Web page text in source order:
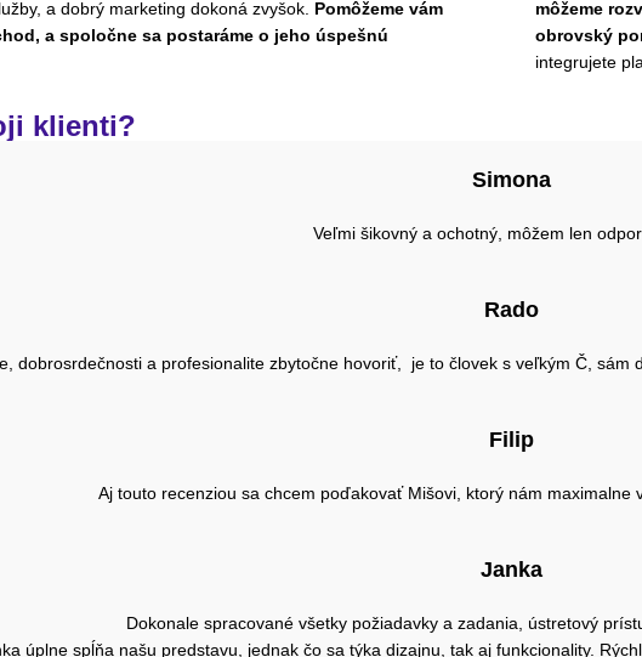
a dobrý marketing dokoná zvyšok. Pomôžeme vám
a spoločne sa postaráme o jeho úspešnú
môžeme
obrovský
integrujete
klienti?
Simona
Veľmi šikovný a ochotný, môžem len
Rado
dobrosrdečnosti a profesionalite zbytočne hovoriť, je to človek s veľkým Č, sám
Filip
Aj touto recenziou sa chcem poďakovať Mišovi, ktorý nám maximalne
Janka
Dokonale spracované všetky požiadavky a zadania, ústretový
úplne spĺňa našu predstavu, jednak čo sa týka dizajnu, tak aj funkcionality.